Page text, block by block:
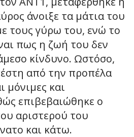
άνοιξε τα μάτια του
τους γύρω του, ενώ το
πως η ζωή του δεν
κίνδυνο. Ωστόσο,
από την προπέλα
μόνιμες και
επιβεβαιώθηκε ο
αριστερού του
και κάτω.